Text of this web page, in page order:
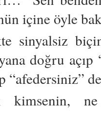
içine öyle
sinyalsiz
doğru
“afedersiniz”
ne